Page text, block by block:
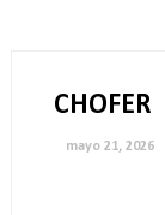
CHOFER
mayo 21, 2026